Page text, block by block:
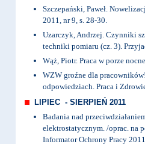
Szczepański, Paweł.
2011, nr 9, s. 28-30.
Uzarczyk, Andrzej. Czynniki
techniki pomiaru (cz. 3).
Wąż, Piotr. Praca w porze
WZW groźne dla
odpowiedziach. Praca i
LIPIEC - SIERPIEŃ 2011
Badania nad
elektrostatycznym. /oprac. na
Informator Ochrony Pracy